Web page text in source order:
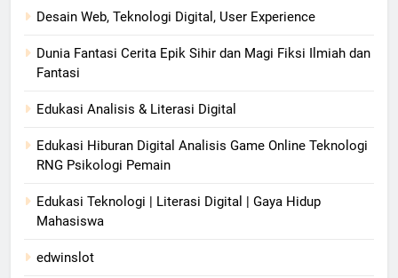
Desain Web, Teknologi Digital, User Experience
Dunia Fantasi Cerita Epik Sihir dan Magi Fiksi Ilmiah dan
Fantasi
Edukasi Analisis & Literasi Digital
Edukasi Hiburan Digital Analisis Game Online Teknologi
RNG Psikologi Pemain
Edukasi Teknologi | Literasi Digital | Gaya Hidup
Mahasiswa
edwinslot